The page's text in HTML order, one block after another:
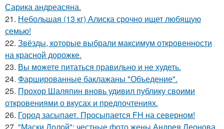
Сарика андреасяна.
21. Небольшая (13 кг) Алиска срочно ищет любящую
семью!
22. Звёзды, которые выбрали максимум откровенности
на красной дорожке.
23. Вы можете питаться правильно и не худеть.
24. Фаршированные баклажаны "Объедение".
25. Прохор Шаляпин вновь удивил публику своими
откровениями о вкусах и предпочтениях.
26. Город засыпает. Просыпается FH на северном!